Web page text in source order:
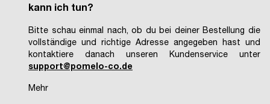
kann ich tun?
Bitte schau einmal nach, ob du bei deiner Bestellung die
vollständige und richtige Adresse angegeben hast und
kontaktiere danach unseren Kundenservice unter
support@pomelo-co.de
Mehr